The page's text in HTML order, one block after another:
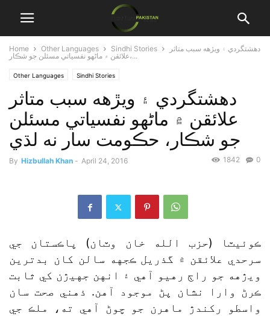
Home Other Languages Sindhi Stories
دهشتگردي ۽ ويڙهه سبب متاثر
علائقن ۾ ماڻهو نفسياتي مسئلن جو شڪار،...
Other Languages Sindhi Stories
دهشتگردي ۽ ويڙهه سبب متاثر
علائقن ۾ ماڻهو نفسياتي مسئلن
جو شڪار، حڪومت سار نه لڌي
By Hizbullah Khan - April 24, 2016 0
1842
ڪوئيٽا (حزب الله خان وٽان) پاڪستان جي
سرحدي علائقن ۾ گذريل ڪجهه سالن کان بدترين
ويڙهه جو راڄ رهيو آهي ۽ انهن جهيڙن کي ثابت
ڪرڻ وارا نشان پڻ موجود آهن. ذهني صحت سان
واسطو رکندڙ ماهرن جو چوڻ آهي ته، ملڪ جي